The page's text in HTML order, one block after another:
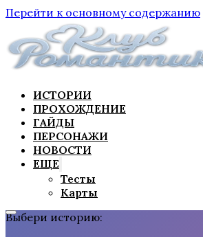
Перейти к основному содержанию
ИСТОРИИ
ПРОХОЖДЕНИЕ
ГАЙДЫ
ПЕРСОНАЖИ
НОВОСТИ
ЕЩЕ
Тесты
Карты
Выбери историю: